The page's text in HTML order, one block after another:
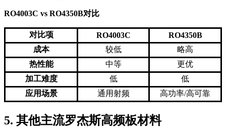
RO4003C vs RO4350B对比
对比项 RO4003C
RO4350B
成本
较低
略高
热性能
中等
更优
加工难度
低
低
应用场景
通用射频 高功率/高可靠
5. 其他主流罗杰斯高频板材料